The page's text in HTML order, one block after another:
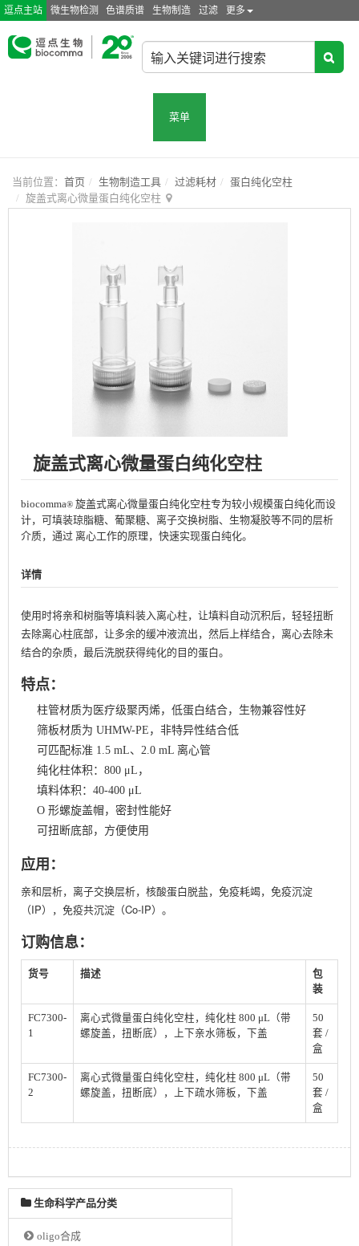
逗点主站 微生物检测 色谱质谱 生物制造 过滤 更多
菜单
当前位置： 首页 生物制造工具 过滤耗材
蛋白纯化空柱
旋盖式离心微量蛋白纯化空柱
旋盖式离心微量蛋白纯化空柱
biocomma® 旋盖式离心微量蛋白纯化空柱专为较小规模蛋白纯化而设
计，可填装琼脂糖、葡聚糖、离子交换树脂、生物凝胶等不同的层析
介质，通过 离心工作的原理，快速实现蛋白纯化。
详情
使用时将亲和树脂等填料装入离心柱，让填料自动沉积后，轻轻扭断
去除离心柱底部，让多余的缓冲液流出，然后上样结合，离心去除未
结合的杂质，最后洗脱获得纯化的目的蛋白。
特点：
柱管材质为医疗级聚丙烯，低蛋白结合，生物兼容性好
筛板材质为 UHMW-PE，非特异性结合低
可匹配标准 1.5 mL、2.0 mL 离心管
纯化柱体积：800 μL，
填料体积：40-400 μL
O 形螺旋盖帽，密封性能好
可扭断底部，方便使用
应用：
亲和层析，离子交换层析，核酸蛋白脱盐，免疫耗竭，免疫沉淀
（IP），免疫共沉淀（Co-IP）。
订购信息：
货号 描述
包
装
FC7300-
1
离心式微量蛋白纯化空柱，纯化柱 800 μL （带
螺旋盖，扭断底），上下亲水筛板，下盖
50
套 /
盒
FC7300-
2
离心式微量蛋白纯化空柱，纯化柱 800 μL （带
螺旋盖，扭断底），上下疏水筛板，下盖
50
套 /
盒
生命科学产品分类
oligo合成